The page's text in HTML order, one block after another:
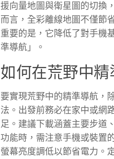
援向量地圖與衛星圖的切換
而言，全彩離線地圖不僅節
重要的是，它降低了對手機
準導航」。
如何在荒野中精
要實現荒野中的精準導航，
法。出發前務必在家中或網
足。建議下載涵蓋主要步道
功能時，需注意手機或裝置
螢幕亮度調低以節省電力。